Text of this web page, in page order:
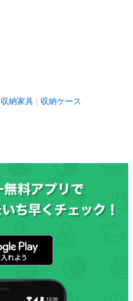
収納家具 収納ケース